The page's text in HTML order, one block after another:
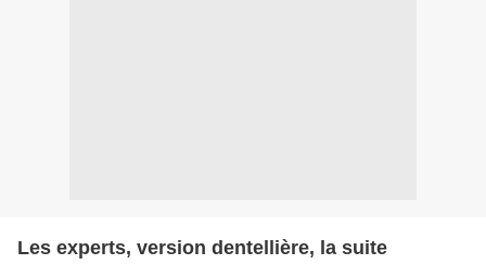
Les experts, version dentellière, la suite